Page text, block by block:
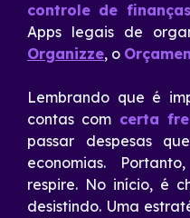
controle de finanças
Apps legais de
Organizze, o
Lembrando que é
contas comcerta
passar despesas
economias.
respire. No início, é
desistindo. Uma